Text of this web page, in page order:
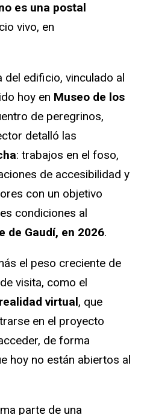
es una postal
vivo, en
edificio, vinculado al
hoy en Museo de los
de peregrinos,
detalló las
: trabajos en el foso,
de accesibilidad y
con un objetivo
condiciones al
de Gaudí, en 2026.
el peso creciente de
visita, como el
virtual, que
en el proyecto
de forma
hoy no están abiertos al
parte de una